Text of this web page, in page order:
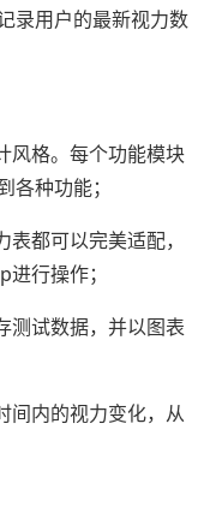
录用户的最新视力数
风格。每个功能模块
种功能；
都可以完美适配，
行操作；
测试数据，并以图表
间内的视力变化，从